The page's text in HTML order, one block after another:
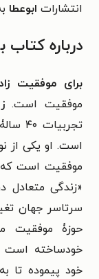
انتشارات ابوعطا
درباره
برای موفقیت
موفقیت است.
است. او یکی از
موفقیت است که
«زندگی متعادل
سرتاسر جهان
حوزۀ موفقیت
خودساخته است
خود پیموده تا